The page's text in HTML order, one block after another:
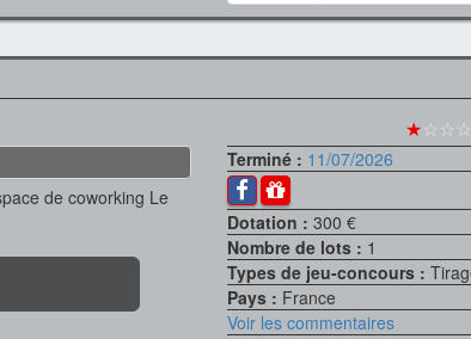
★
de coworking Le
Terminé : 11/07/2026
Dotation :300 €
Nombre de lots : 1
Types de jeu-concours :
Pays : France
Voir les commentaires